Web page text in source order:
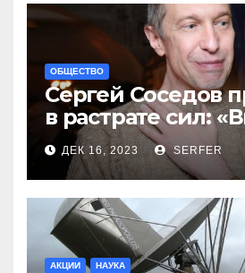
ОБЩЕСТВО
Сергей Соседов
в растрате сил:
меня взяли
ДЕК 16, 2023 SERFER
АКЦИИ НАУКА